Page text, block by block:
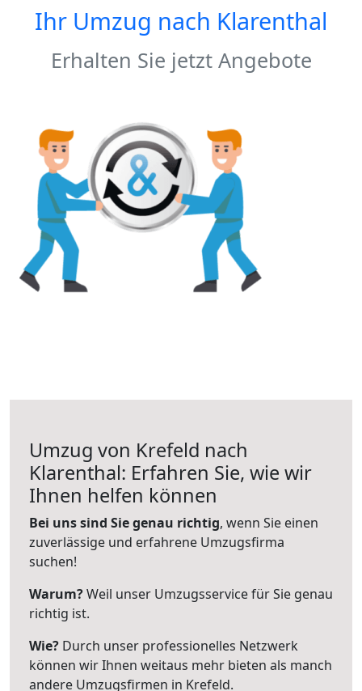
Ihr Umzug nach Klarenthal
Erhalten Sie jetzt Angebote
Umzug von Krefeld nach
Klarenthal: Erfahren Sie, wie wir
Ihnen helfen können
Bei uns sind Sie genau richtig, wenn Sie einen
zuverlässige und erfahrene Umzugsfirma
suchen!
Warum?Weil unser Umzugsservice für Sie genau
richtig ist.
Wie? Durch unser professionelles Netzwerk
können wir Ihnen weitaus mehr bieten als manch
andere Umzugsfirmen in Krefeld.